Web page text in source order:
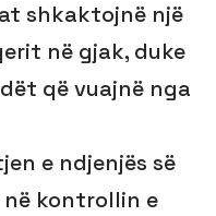
shkaktojnë një
në gjak, duke
që vuajnë nga
e ndjenjës së
në kontrollin e